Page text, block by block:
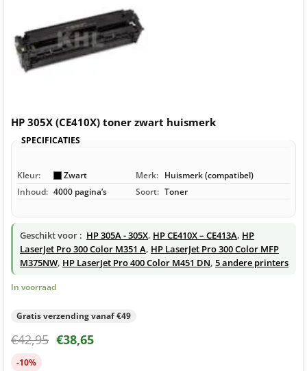
HP 305X (CE410X) toner zwart huismerk
SPECIFICATIES
Kleur: Zwart Merk: Huismerk (compatibel)
Inhoud: 4000 pagina’s Soort: Toner
Geschikt voor : HP 305A - 305X, HP CE410X – CE413A, HP
LaserJet Pro 300 Color M351 A, HP LaserJet Pro 300 Color MFP
M375NW, HP LaserJet Pro 400 Color M451 DN, 5 andere printers
In voorraad
Gratis verzending vanaf €49
€42,95 €38,65
-10%